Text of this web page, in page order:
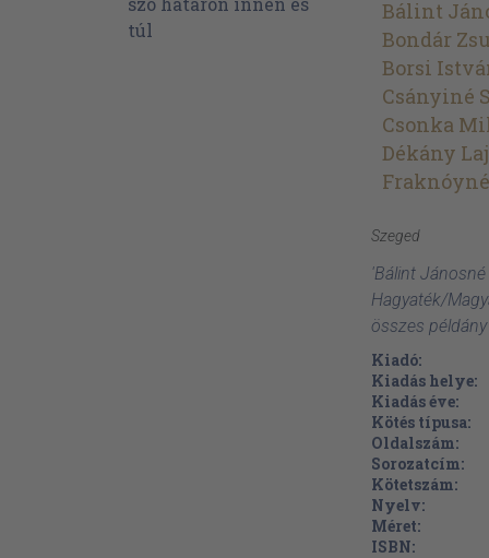
Bálint
Bondár
Borsi
Csányiné
Csonka
Dékány
Szeged
'Bálint
Hagyaték/
összes példány
Kiadó:
Kiadás helye:
Kiadás éve:
Kötés típusa:
Oldalszám:
Sorozatcím:
Kötetszám:
Nyelv:
Méret:
ISBN: